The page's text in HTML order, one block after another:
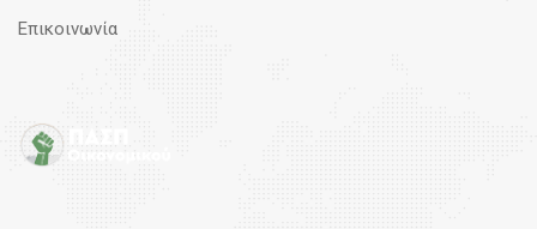
Επικοινωνία